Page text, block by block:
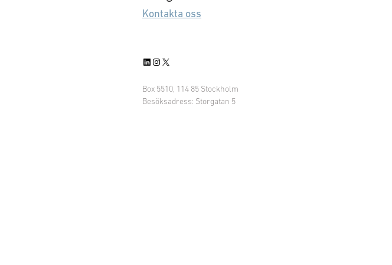
Kontakta oss
LinkedIn
Instagram
X
Box 5510, 114 85 Stockholm
Besöksadress: Storgatan 5